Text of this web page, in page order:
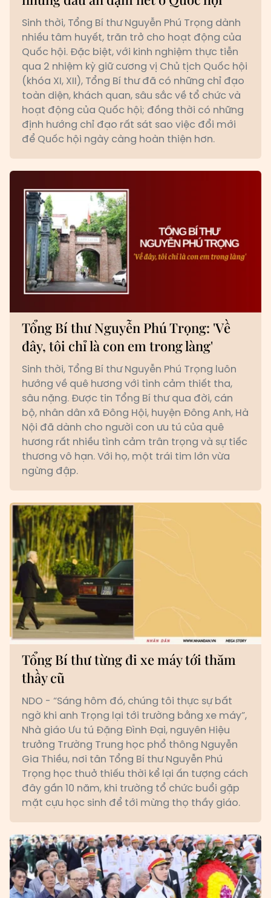
Sinh thời, Tổng Bí thư Nguyễn Phú Trọng dành
nhiều tâm huyết, trăn trở cho hoạt động của
Quốc hội. Đặc biệt, với kinh nghiệm thực tiễn
qua 2 nhiệm kỳ giữ cương vị Chủ tịch Quốc hội
(khóa XI, XII), Tổng Bí thư đã có những chỉ đạo
toàn diện, khách quan, sâu sắc về tổ chức và
hoạt động của Quốc hội; đồng thời có những
định hướng chỉ đạo rất sát sao việc đổi mới
để Quốc hội ngày càng hoàn thiện hơn.
Tổng Bí thư Nguyễn Phú Trọng: 'Về
đây, tôi chỉ là con em trong làng'
Sinh thời, Tổng Bí thư Nguyễn Phú Trọng luôn
hướng về quê hương với tình cảm thiết tha,
sâu nặng. Được tin Tổng Bí thư qua đời, cán
bộ, nhân dân xã Đông Hội, huyện Đông Anh, Hà
Nội đã dành cho người con ưu tú của quê
hương rất nhiều tình cảm trân trọng và sự tiếc
thương vô hạn. Với họ, một trái tim lớn vừa
ngừng đập.
Tổng Bí thư từng đi xe máy tới thăm
thầy cũ
NDO - “Sáng hôm đó, chúng tôi thực sự bất
ngờ khi anh Trọng lại tới trường bằng xe máy”,
Nhà giáo Ưu tú Đặng Đình Đại, nguyên Hiệu
trưởng Trường Trung học phổ thông Nguyễn
Gia Thiều, nơi tân Tổng Bí thư Nguyễn Phú
Trọng học thuở thiếu thời kể lại ấn tượng cách
đây gần 10 năm, khi trường tổ chức buổi gặp
mặt cựu học sinh để tới mừng thọ thầy giáo.